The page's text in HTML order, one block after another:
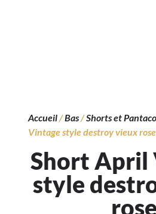
Accueil/Bas/Shorts et
Vintage style destroy vieux rose
Short April
style
rose